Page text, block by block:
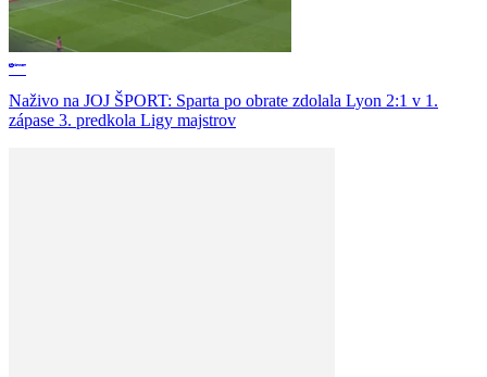
Naživo na JOJ ŠPORT: Sparta po obrate zdolala Lyon 2:1 v 1.
zápase 3. predkola Ligy majstrov